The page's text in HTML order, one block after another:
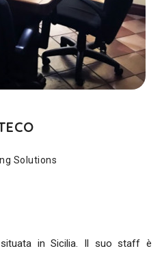
Solutions
situata in Sicilia. Il suo staff è